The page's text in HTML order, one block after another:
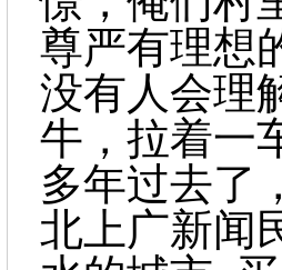
尊严有理想
没有人会理
牛，拉着一
多年过去了
北上广新闻